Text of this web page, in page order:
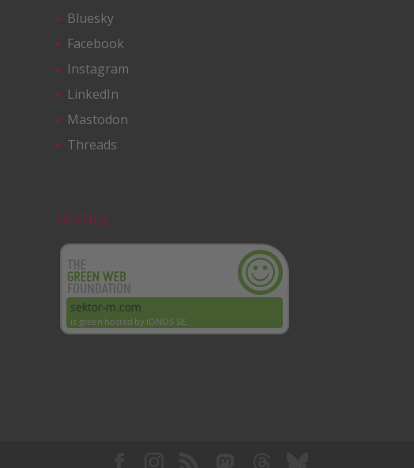
Bluesky
Facebook
Instagram
LinkedIn
Mastodon
Threads
Hosting